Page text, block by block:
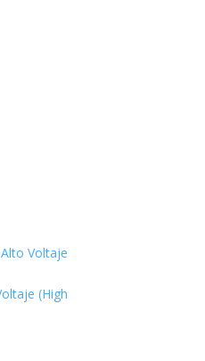
Voltaje
(High